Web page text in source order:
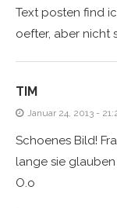
Text posten find
oefter, aber nicht
TIM
Januar 24, 2013 -
Schoenes Bild!
lange sie
O.o